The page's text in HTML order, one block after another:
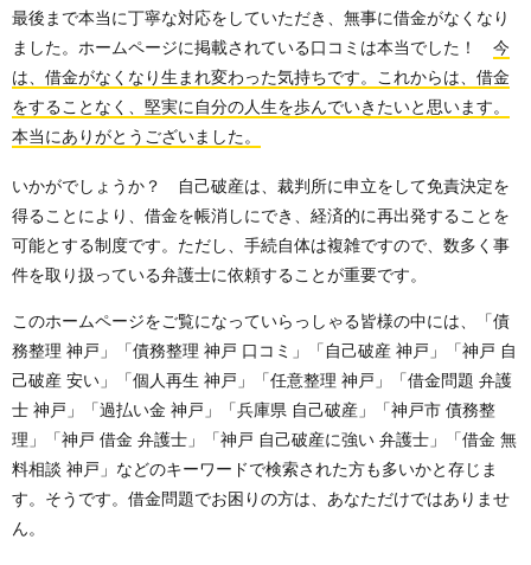
最後まで本当に丁寧な対応をしていただき、無事に借金がなくなり
ました。ホームページに掲載されている口コミは本当でした！ 今
は、借金がなくなり生まれ変わった気持ちです。これからは、借金
をすることなく、堅実に自分の人生を歩んでいきたいと思います。
本当にありがとうございました。
いかがでしょうか？ 自己破産は、裁判所に申立をして免責決定を
得ることにより、借金を帳消しにでき、経済的に再出発することを
可能とする制度です。ただし、手続自体は複雑ですので、数多く事
件を取り扱っている弁護士に依頼することが重要です。
このホームページをご覧になっていらっしゃる皆様の中には、「債
務整理 神戸」「債務整理 神戸 口コミ」「自己破産 神戸」「神戸 自
己破産 安い」「個人再生 神戸」「任意整理 神戸」「借金問題 弁護
士 神戸」「過払い金 神戸」「兵庫県 自己破産」「神戸市 債務整
理」「神戸 借金 弁護士」「神戸 自己破産に強い 弁護士」「借金 無
料相談 神戸」などのキーワードで検索された方も多いかと存じま
す。そうです。借金問題でお困りの方は、あなただけではありませ
ん。